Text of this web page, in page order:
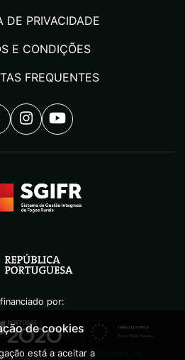
DE PRIVACIDADE
E CONDIÇÕES
FREQUENTES
por:
de cookies
está a aceitar a